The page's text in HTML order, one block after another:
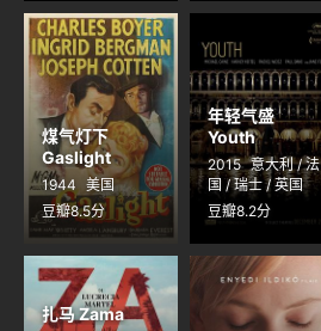
煤气灯下
Gaslight
1944 美国
豆瓣8.5分
年轻气盛
Youth
2015 意大利 / 法
国 / 瑞士 / 英国
豆瓣8.2分
扎马 Zama